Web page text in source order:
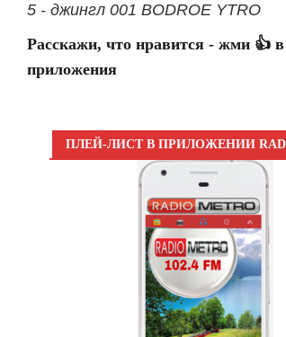
5 - джингл 001 BODROE YTRO
Расскажи, что нравится - жми 👍 в
приложения
ПЛЕЙ-ЛИСТ В ПРИЛОЖЕНИИ